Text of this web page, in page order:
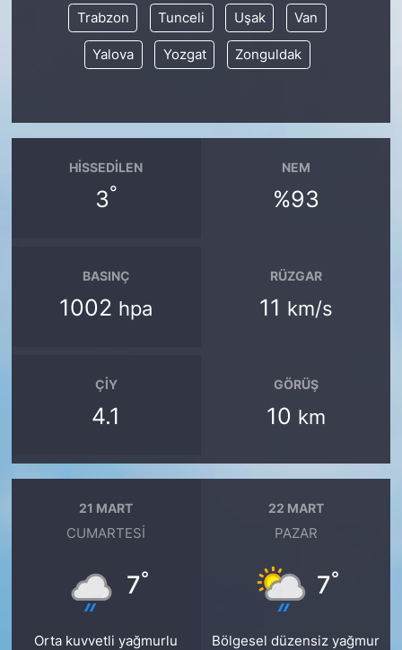
Trabzon Tunceli Uşak Van
Yalova Yozgat Zonguldak
HISSEDILEN
3°
NEM
%93
BASINÇ
1002 hpa
RÜZGAR
11 km/s
ÇIY
4.1
GÖRÜŞ
10 km
21 MART
CUMARTESI
7°
Orta kuvvetli yağmurlu
22 MART
PAZAR
7°
Bölgesel düzensiz yağmur